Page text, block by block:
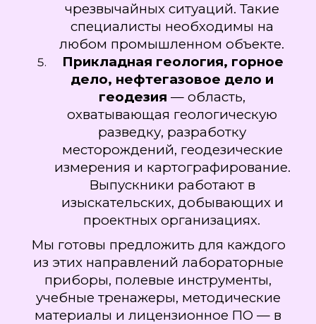
чрезвычайных ситуаций. Такие
специалисты необходимы на
любом промышленном объекте.
Прикладная геология, горное
дело, нефтегазовое дело и
геодезия — область,
охватывающая геологическую
разведку, разработку
месторождений, геодезические
измерения и картографирование.
Выпускники работают в
изыскательских, добывающих и
проектных организациях.
Мы готовы предложить для каждого
из этих направлений лабораторные
приборы, полевые инструменты,
учебные тренажеры, методические
материалы и лицензионное ПО — в